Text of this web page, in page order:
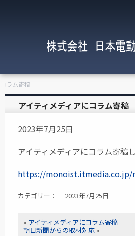
ラム寄稿
アイティメディアにコラム寄稿
2023年7月25日
アイティメディアにコラム寄稿
https://monoist.itmedia.co.jp/
カテゴリー：｜ 2023年7月25日
« アイティメディアにコラム寄稿
朝日新聞からの取材対応»